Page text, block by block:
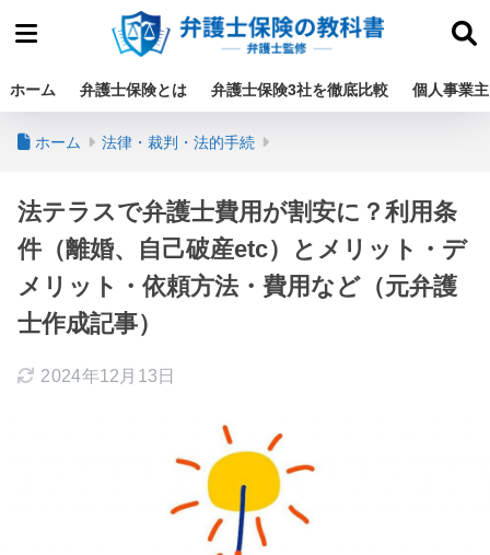
ホーム 弁護士保険とは 弁護士保険3社を徹底比較 個人事業
ホーム 法律・裁判・法的手続
法テラスで弁護士費用が割安に？利用条
件（離婚、自己破産etc）とメリット・デ
メリット・依頼方法・費用など（元弁護
士作成記事）
2024年12月13日